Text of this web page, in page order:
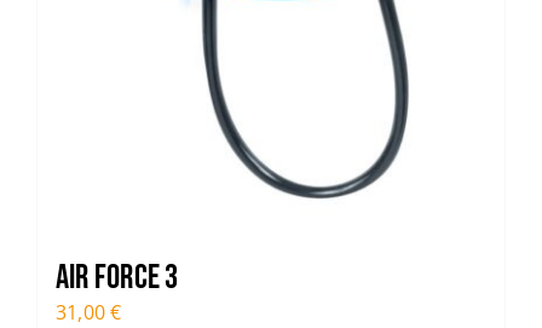
Air Force 3
31,00€